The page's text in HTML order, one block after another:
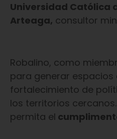
Universidad Católica
Arteaga, consultor
Robalino, como
para generar
fortalecimiento de
los territorios
permita el